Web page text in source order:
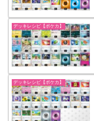
デッキレシピ【ポケカ】
デッキレシピ【ポケカ】